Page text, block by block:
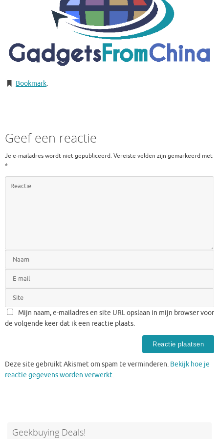
Bookmark.
Geef een reactie
Je e-mailadres wordt niet gepubliceerd. Vereiste velden zijn gemarkeerd met
*
Mijn naam, e-mailadres en site URL opslaan in mijn browser voor
de volgende keer dat ik een reactie plaats.
Deze site gebruikt Akismet om spam te verminderen. Bekijk hoe je
reactie gegevens worden verwerkt.
Geekbuying Deals!